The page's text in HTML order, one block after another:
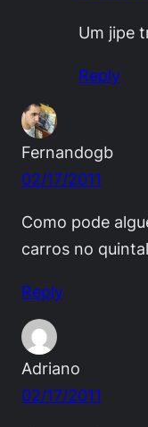
Um jipe
Reply
Fernandogb
02/17/2011
Como pode
carros no
Reply
Adriano
02/17/2011